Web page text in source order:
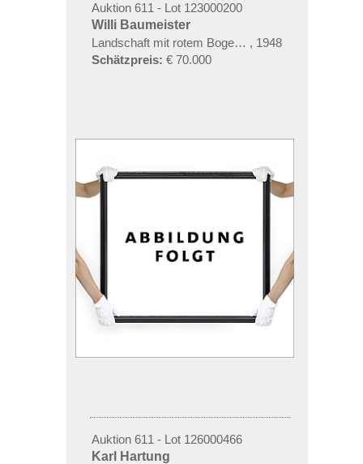
Auktion 611 - Lot 123000200
Willi Baumeister
Landschaft mit rotem Bogen (Sommerfest)
, 1948
Schätzpreis: € 70.000
Auktion 611 - Lot 126000466
Karl Hartung